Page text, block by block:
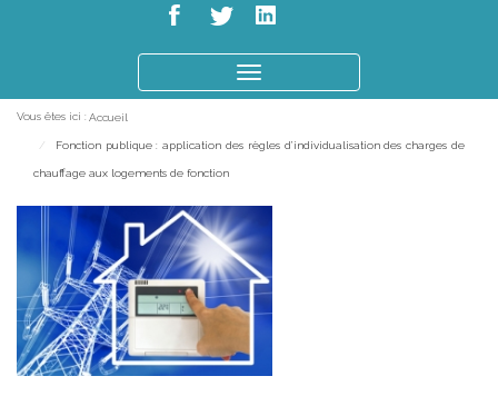
le
Vous êtes ici : Accueil
Fonction publique : application des règles d’individualisation des charges de
chauffage aux logements de fonction